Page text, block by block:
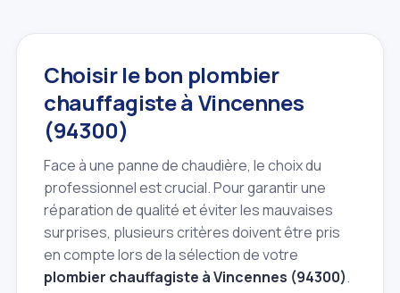
Choisir le bon plombier
chauffagiste à Vincennes
(94300)
Face à une panne de chaudière, le choix du
professionnel est crucial. Pour garantir une
réparation de qualité et éviter les mauvaises
surprises, plusieurs critères doivent être pris
en compte lors de la sélection de votre
plombier chauffagiste à Vincennes (94300).